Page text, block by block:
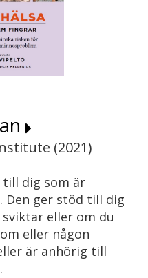
(2021)
till dig som är
Den ger stöd till dig
eller om du
eller någon
är anhörig till